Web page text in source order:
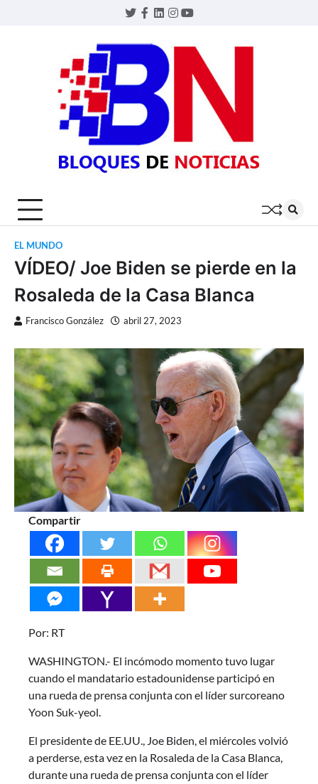
Twitter
Facebook
LinkedIn
Instagram
YouTube
EL MUNDO
VÍDEO/ Joe Biden se pierde en la
Rosaleda de la Casa Blanca
Francisco González abril 27, 2023
Compartir
Por: RT
WASHINGTON.- El incómodo momento tuvo lugar
cuando el mandatario estadounidense participó en
una rueda de prensa conjunta con el líder surcoreano
Yoon Suk-yeol.
El presidente de EE.UU., Joe Biden, el miércoles volvió
a perderse, esta vez en la Rosaleda de la Casa Blanca,
durante una rueda de prensa conjunta con el líder